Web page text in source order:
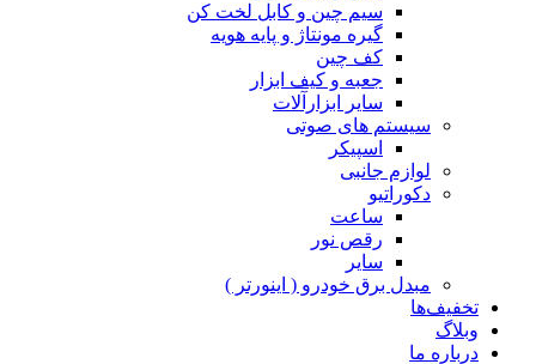
سیم چین و کابل لخت کن
گیره مونتاژ و پایه هویه
کف چین
جعبه و کیف ابزار
سایر ابزارآلات
سیستم های صوتی
اسپیکر
لوازم جانبی
دکوراتیو
ساعت
رقص نور
سایر
مبدل برق خودرو ( اینورتر )
تخفیف‌ها
وبلاگ
درباره ما